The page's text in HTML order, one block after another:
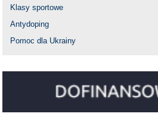
Klasy sportowe
Antydoping
Pomoc dla Ukrainy